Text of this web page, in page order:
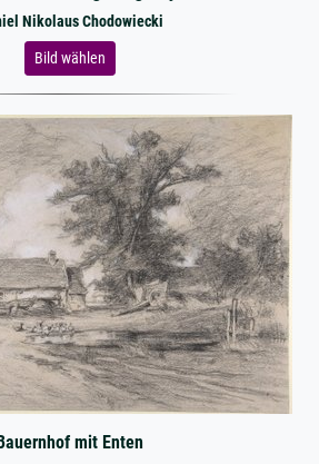
Nikolaus Chodowiecki
Bild wählen
mit Enten